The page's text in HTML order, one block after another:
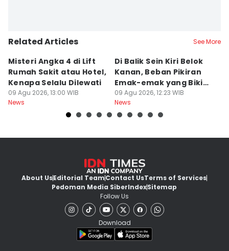
Related Articles See More
Misteri Angka 4 di Lift
Rumah Sakit atau Hotel,
Kenapa Selalu Dilewati
09 Agu 2026, 13:00 WIB
News
Di Balik Sein Kiri Belok
Kanan, Beban Pikiran
Emak-emak yang Bikin
Gagal fokus di Jalan
09 Agu 2026, 12:23 WIB
News
About UsEditorial TeamContact UsTerms of Services
Pedoman Media SiberIndexSitemap
Follow Us
Download